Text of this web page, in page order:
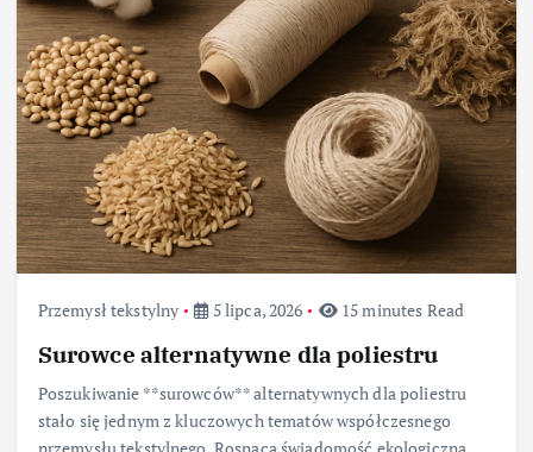
Przemysł tekstylny 5 lipca, 2026 15 minutes Read
Surowce alternatywne dla poliestru
Poszukiwanie **surowców** alternatywnych dla poliestru
stało się jednym z kluczowych tematów współczesnego